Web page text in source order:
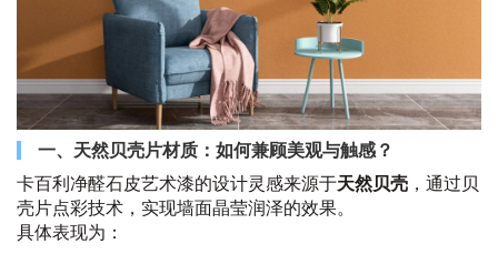
一、天然贝壳片材质：如何兼顾美观与触感？
卡百利净醛石皮艺术漆的设计灵感来源于天然贝壳 ，通过贝
壳片点彩技术，实现墙面晶莹润泽的效果。
具体表现为：